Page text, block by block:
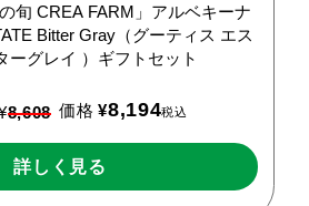
旬 CREA FARM」アルベキーナ
Bitter Gray（グーティス エス
ーグレイ ）ギフトセット
8,608 価格 ¥8,194税込
詳しく見る